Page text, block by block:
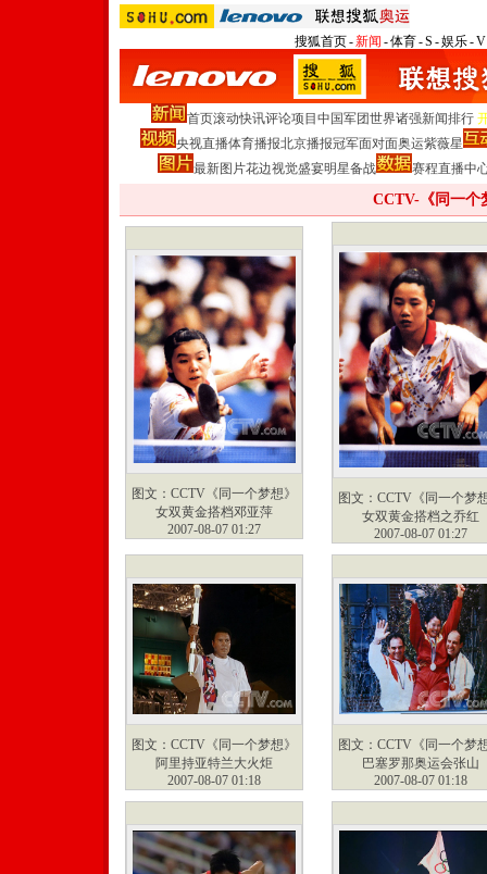
搜狐首页-新闻 -体育-S -娱乐-V
首页滚动快讯评论项目 中国军团世界诸强新闻排行
央视直播体育播报北京播报冠军面对面奥运紫薇星
最新图片花边视觉盛宴明星备战 赛程直播中
CCTV-《同一
图文：CCTV《同一个梦想》
女双黄金搭档邓亚萍
2007-08-07 01:27
图文：CCTV《同一个梦
女双黄金搭档之乔红
2007-08-07 01:27
图文：CCTV《同一个梦想》
阿里持亚特兰大火炬
2007-08-07 01:18
图文：CCTV《同一个梦
巴塞罗那奥运会张山
2007-08-07 01:18